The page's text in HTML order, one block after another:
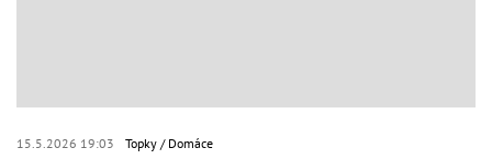
15.5.2026 19:03 Topky Domáce